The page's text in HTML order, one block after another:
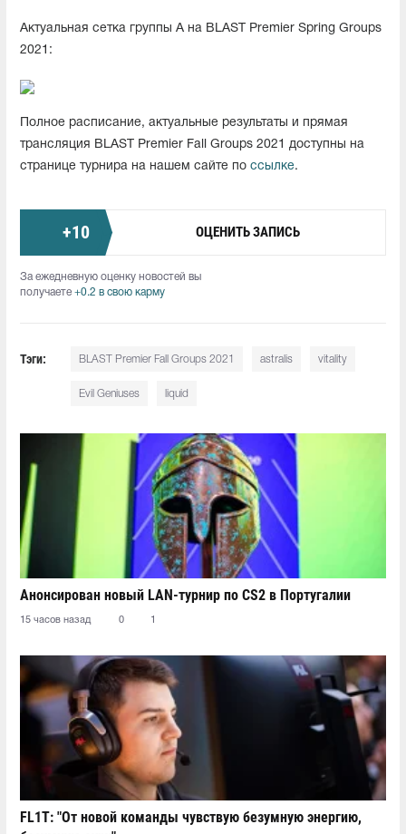
Актуальная сетка группы A на BLAST Premier Spring Groups
2021:
Полное расписание, актуальные результаты и прямая
трансляция BLAST Premier Fall Groups 2021 доступны на
странице турнира на нашем сайте по ссылке.
+10 ОЦЕНИТЬ ЗАПИСЬ
За ежедневную оценку новостей вы
получаете +0.2 в свою карму
Тэги: BLAST Premier Fall Groups 2021 astralis vitality
Evil Geniuses liquid
Анонсирован новый LAN-турнир по CS2 в Португалии
15 часов назад 0 1
FL1T: "От новой команды чувствую безумную энергию,